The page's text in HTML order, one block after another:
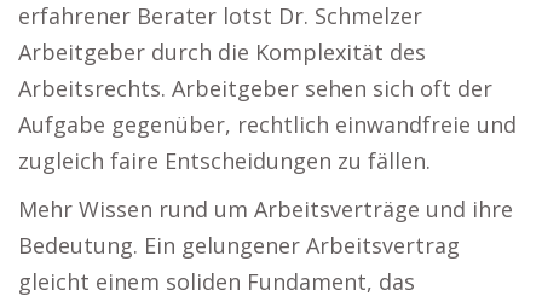
erfahrener Berater lotst Dr. Schmelzer
Arbeitgeber durch die Komplexität des
Arbeitsrechts. Arbeitgeber sehen sich oft der
Aufgabe gegenüber, rechtlich einwandfreie und
zugleich faire Entscheidungen zu fällen.
Mehr Wissen rund um Arbeitsverträge und ihre
Bedeutung. Ein gelungener Arbeitsvertrag
gleicht einem soliden Fundament, das